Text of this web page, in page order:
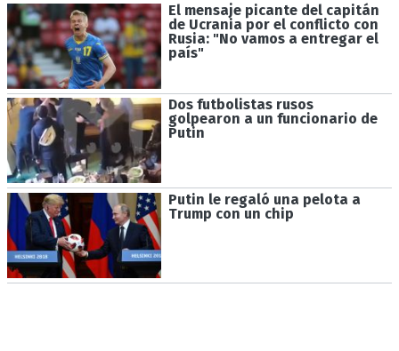
El mensaje picante del capitán
de Ucrania por el conflicto con
Rusia: "No vamos a entregar el
país"
Dos futbolistas rusos
golpearon a un funcionario de
Putin
Putin le regaló una pelota a
Trump con un chip